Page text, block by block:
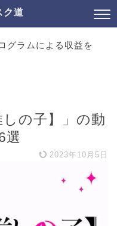
ク道
グラムによる収益を
しの子】」の動
選
2023年10月5日